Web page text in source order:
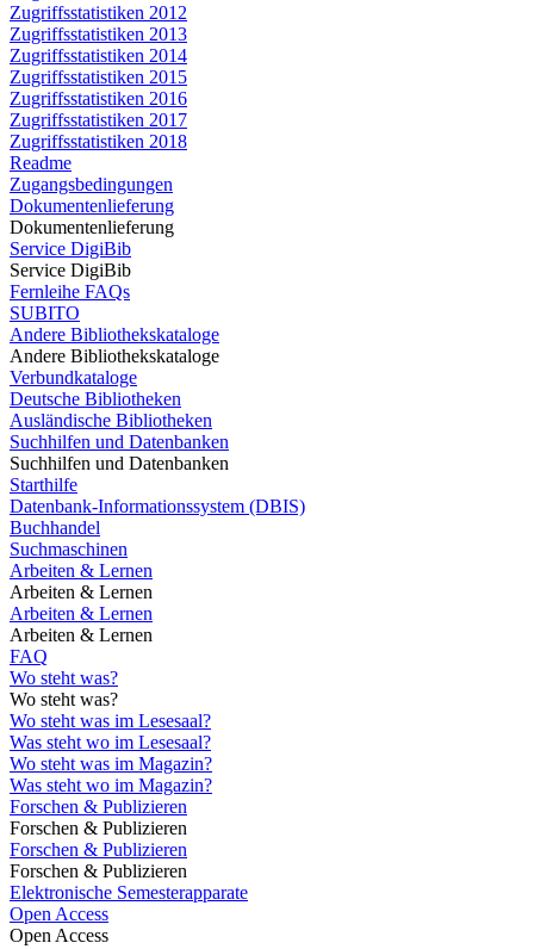
Zugriffsstatistiken 2012
Zugriffsstatistiken 2013
Zugriffsstatistiken 2014
Zugriffsstatistiken 2015
Zugriffsstatistiken 2016
Zugriffsstatistiken 2017
Zugriffsstatistiken 2018
Readme
Zugangsbedingungen
Dokumentenlieferung
Dokumentenlieferung
Service DigiBib
Service DigiBib
Fernleihe FAQs
SUBITO
Andere Bibliothekskataloge
Andere Bibliothekskataloge
Verbundkataloge
Deutsche Bibliotheken
Ausländische Bibliotheken
Suchhilfen und Datenbanken
Suchhilfen und Datenbanken
Starthilfe
Datenbank-Informationssystem (DBIS)
Buchhandel
Suchmaschinen
Arbeiten & Lernen
Arbeiten & Lernen
Arbeiten & Lernen
Arbeiten & Lernen
FAQ
Wo steht was?
Wo steht was?
Wo steht was im Lesesaal?
Was steht wo im Lesesaal?
Wo steht was im Magazin?
Was steht wo im Magazin?
Forschen & Publizieren
Forschen & Publizieren
Forschen & Publizieren
Forschen & Publizieren
Elektronische Semesterapparate
Open Access
Open Access